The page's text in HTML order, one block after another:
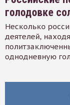
голодовке
Несколько
деятелей,
однодневную